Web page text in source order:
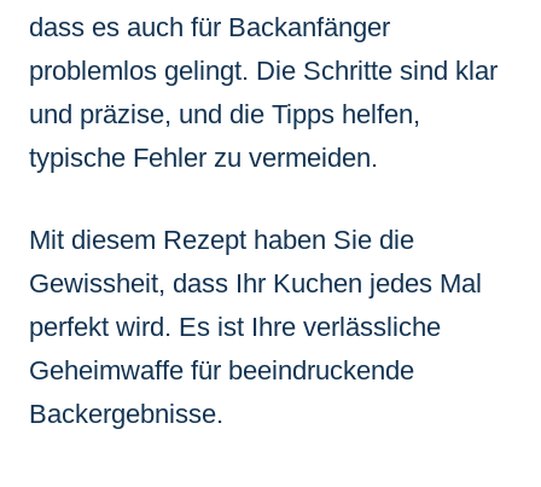
dass es auch für Backanfänger
problemlos gelingt. Die Schritte sind klar
und präzise, und die Tipps helfen,
typische Fehler zu vermeiden.
Mit diesem Rezept haben Sie die
Gewissheit, dass Ihr Kuchen jedes Mal
perfekt wird. Es ist Ihre verlässliche
Geheimwaffe für beeindruckende
Backergebnisse.